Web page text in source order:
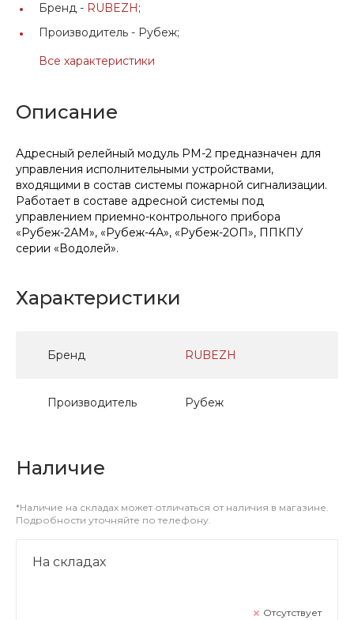
Бренд - RUBEZH ;
Производитель - Рубеж;
Все характеристики
Описание
Адресный релейный модуль РМ-2 предназначен для
управления исполнительными устройствами,
входящими в состав системы пожарной сигнализации.
Работает в составе адресной системы под
управлением приемно-контрольного прибора
«Рубеж-2АМ», «Рубеж-4А», «Рубеж-2ОП», ППКПУ
серии «Водолей».
Характеристики
Бренд RUBEZH
Производитель Рубеж
Наличие
*Наличие на складах может отличаться от наличия в магазине.
Подробности уточняйте по телефону.
На складах
Отсутствует